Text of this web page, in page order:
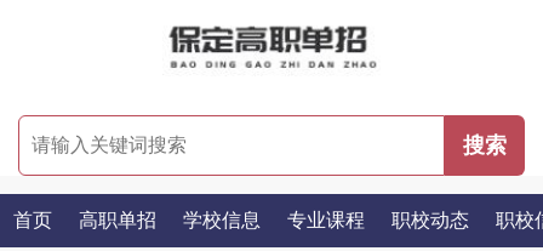
首页 高职单招 学校信息 专业课程 职校动态 职校